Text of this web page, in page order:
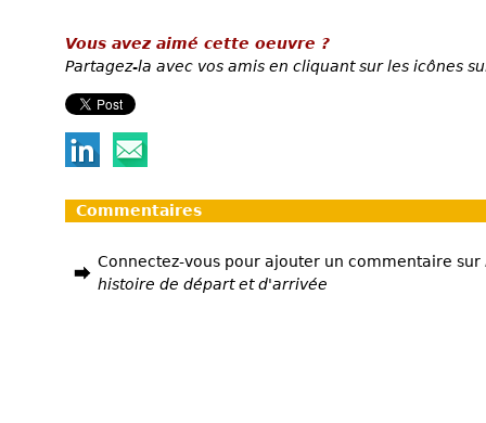
Vous avez aimé cette oeuvre ?
Partagez-la avec vos amis en cliquant sur les icônes
Commentaires
Connectez-vous pour ajouter un commentaire sur
histoire de départ et d'arrivée